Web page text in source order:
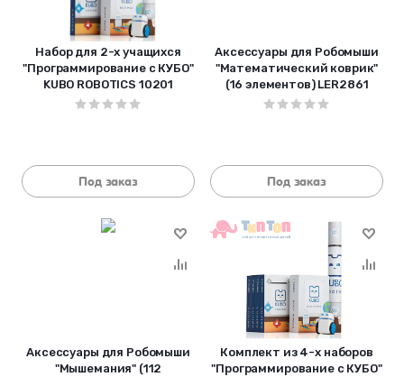
Набор для 2-х учащихся
"Программирование с КУБО"
KUBO ROBOTICS 10201
Под заказ
Аксессуары для Робомыши
"Математический коврик"
(16 элементов) LER2861
Под заказ
Аксессуары для Робомыши
"Мышемания" (112
Комплект из 4-х наборов
"Программирование с КУБО"